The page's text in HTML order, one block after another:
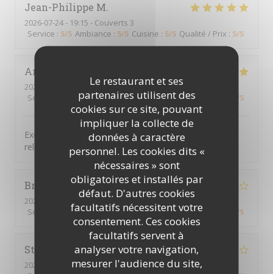
Le restaurant et ses
partenaires utilisent des
cookies sur ce site, pouvant
impliquer la collecte de
données à caractère
personnel. Les cookies dits «
nécessaires » sont
obligatoires et installés par
défaut. D'autres cookies
facultatifs nécessitent votre
consentement. Ces cookies
facultatifs servent à
analyser votre navigation,
mesurer l'audience du site,
Jean-Philippe M
2026-07-24- 19:15 - Couverts 3
Service : 5/5 Ambiance : 5/5 Cuisine : 5/5 Qualité / Prix : 5/5
Antoine
2026-07-22
- 19:00 - Couverts 4
Service
Ambiance:5/5 Cuisine:5/5 Qualité / Prix /5
Excellent repas. Tout était bien présenté, ambiance
relaxe et conviviale. Excellente table
Bruno
2026-07-22
- 13:00 - Couverts 4
Service
/5 Ambiance: 4 /5 Cuisine:3/5 Qualité / Prix /5
Stephen
2026-07-16
- 19:00 - Couverts 3